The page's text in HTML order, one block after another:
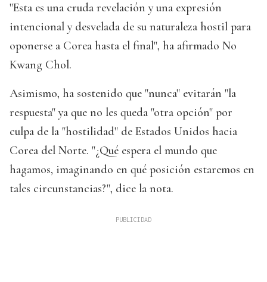
"Esta es una cruda revelación y una expresión
intencional y desvelada de su naturaleza hostil para
oponerse a Corea hasta el final", ha afirmado No
Kwang Chol.
Asimismo, ha sostenido que "nunca" evitarán "la
respuesta" ya que no les queda "otra opción" por
culpa de la "hostilidad" de Estados Unidos hacia
Corea del Norte. "¿Qué espera el mundo que
hagamos, imaginando en qué posición estaremos en
tales circunstancias?", dice la nota.